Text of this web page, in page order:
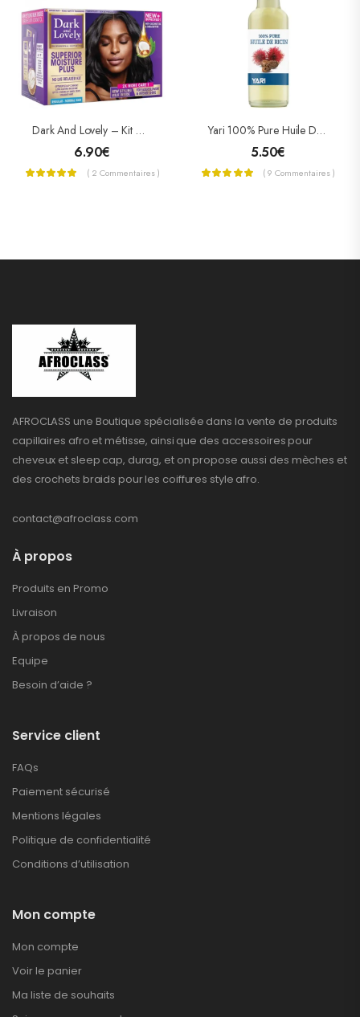
Dark And Lovely – Kit Défrisant Sans Soude Soin Démêlant Intense Plus Au Beurre De Karité
6.90€
( 2 Commentaires )
Yari 100% Pure Huile De Ricin (Castor Oil) 250 ML
5.50€
( 9 Commentaires )
AFROCLASS une Boutique spécialisée dans la vente de produits
capillaires afro et métisse, ainsi que des accessoires pour
cheveux et sleep cap, durag, et on propose aussi des mèches et
des crochets braids pour les coiffures style afro.
contact@afroclass.com
À propos
Produits en Promo
Livraison
À propos de nous
Equipe
Besoin d’aide ?
Service client
FAQs
Paiement sécurisé
Mentions légales
Politique de confidentialité
Conditions d’utilisation
Mon compte
Mon compte
Voir le panier
Ma liste de souhaits